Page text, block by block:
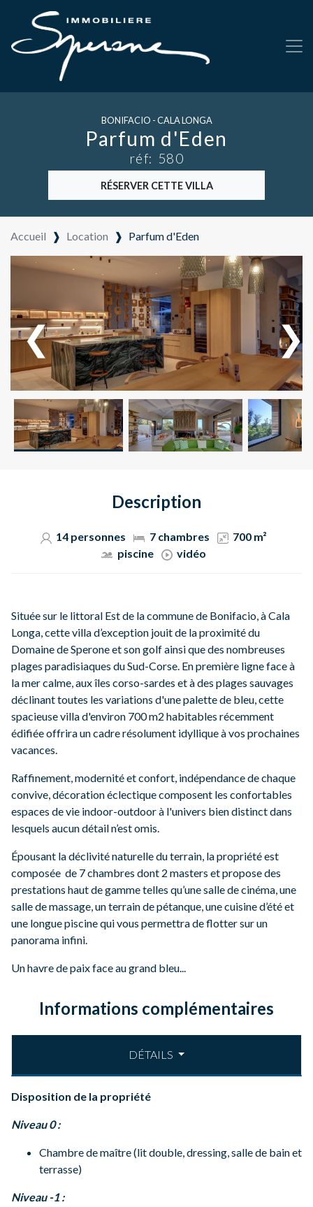
BONIFACIO - CALA LONGA
Parfum d'Eden
réf: 580
RÉSERVER CETTE VILLA
Accueil ❱ Location ❱ Parfum d'Eden
Description
14 personnes 7 chambres
700 m²
piscine
vidéo
Située sur le littoral Est de la commune de Bonifacio, à Cala
Longa, cette villa d’exception jouit de la proximité du
Domaine de Sperone et son golf ainsi que des nombreuses
plages paradisiaques du Sud-Corse. En première ligne face à
la mer calme, aux îles corso-sardes et à des plages sauvages
déclinant toutes les variations d'une palette de bleu, cette
spacieuse villa d'environ 700 m2 habitables récemment
édifiée offrira un cadre résolument idyllique à vos prochaines
vacances.
Raffinement, modernité et confort, indépendance de chaque
convive, décoration éclectique composent les confortables
espaces de vie indoor-outdoor à l'univers bien distinct dans
lesquels aucun détail n’est omis.
Épousant la déclivité naturelle du terrain, la propriété est
composée de 7 chambres dont 2 masters et propose des
prestations haut de gamme telles qu’une salle de cinéma, une
salle de massage, un terrain de pétanque, une cuisine d’été et
une longue piscine qui vous permettra de flotter sur un
panorama infini.
Un havre de paix face au grand bleu...
Informations complémentaires
DÉTAILS
Disposition de la propriété
Niveau 0 :
Chambre de maître (lit double, dressing, salle de bain et
terrasse)
Niveau -1 :